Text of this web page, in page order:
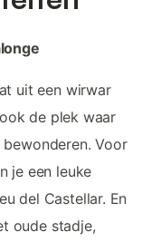
uit een wirwar
de plek waar
Voor
je een leuke
del Castellar. En
oude stadje,